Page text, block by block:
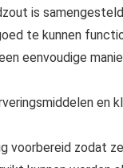
is
te kunnen
eenvoudige
voorbereid zodat